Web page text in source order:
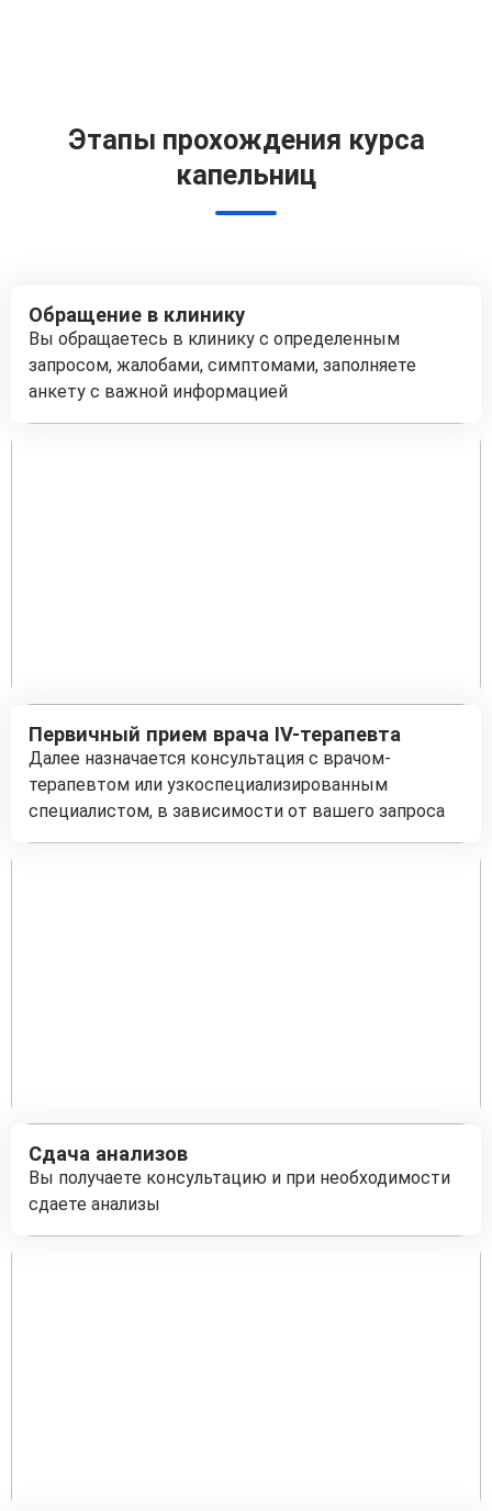
Этапы прохождения курса
капельниц
Обращение в клинику
Вы обращаетесь в клинику с определенным
запросом, жалобами, симптомами, заполняете
анкету с важной информацией
Первичный прием врача IV-терапевта
Далее назначается консультация с врачом-
терапевтом или узкоспециализированным
специалистом, в зависимости от вашего запроса
Сдача анализов
Вы получаете консультацию и при необходимости
сдаете анализы